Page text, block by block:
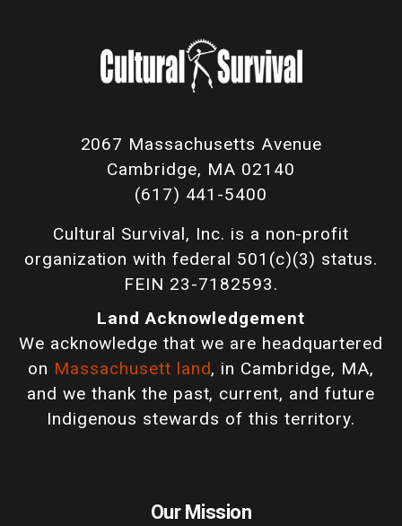
2067 Massachusetts Avenue
Cambridge, MA 02140
(617) 441-5400
Cultural Survival, Inc. is a non-profit
organization with federal 501(c)(3) status.
FEIN 23-7182593.
Land Acknowledgement
We acknowledge that we are headquartered
on Massachusett land, in Cambridge, MA,
and we thank the past, current, and future
Indigenous stewards of this territory.
Our Mission